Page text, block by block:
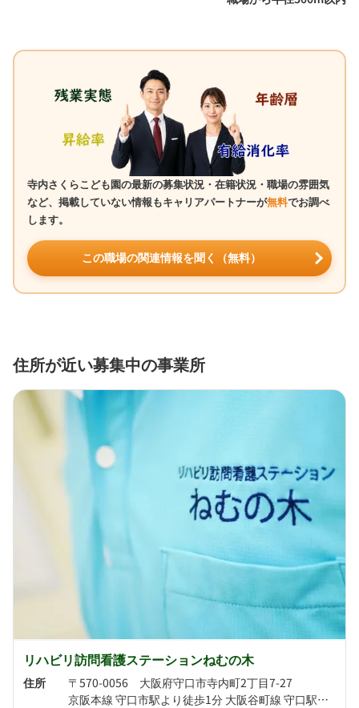
寺内さくらこども園の最新の募集状況・在籍状況・職場の雰囲気
など、掲載していない情報もキャリアパートナーが無料でお調べ
します。
この職場の関連情報を聞く（無料）
住所が近い募集中の事業所
リハビリ訪問看護ステーションねむの木
住所
〒570-0056 大阪府守口市寺内町2丁目7-27
京阪本線 守口市駅より徒歩1分 大阪谷町線 守口駅より徒歩5分